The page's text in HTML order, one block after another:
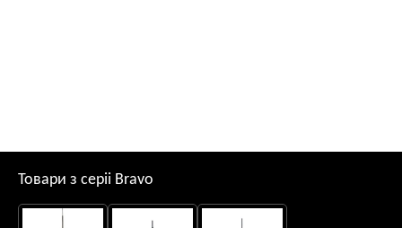
Товари з серii Bravo